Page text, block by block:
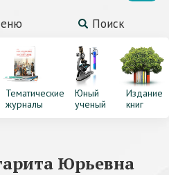
Поиск
Тематические
журналы
Юный
ученый
Издание
книг
Юрьевна